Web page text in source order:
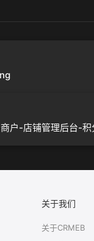
户-店铺管理后台-
关于我们
关于CRMEB